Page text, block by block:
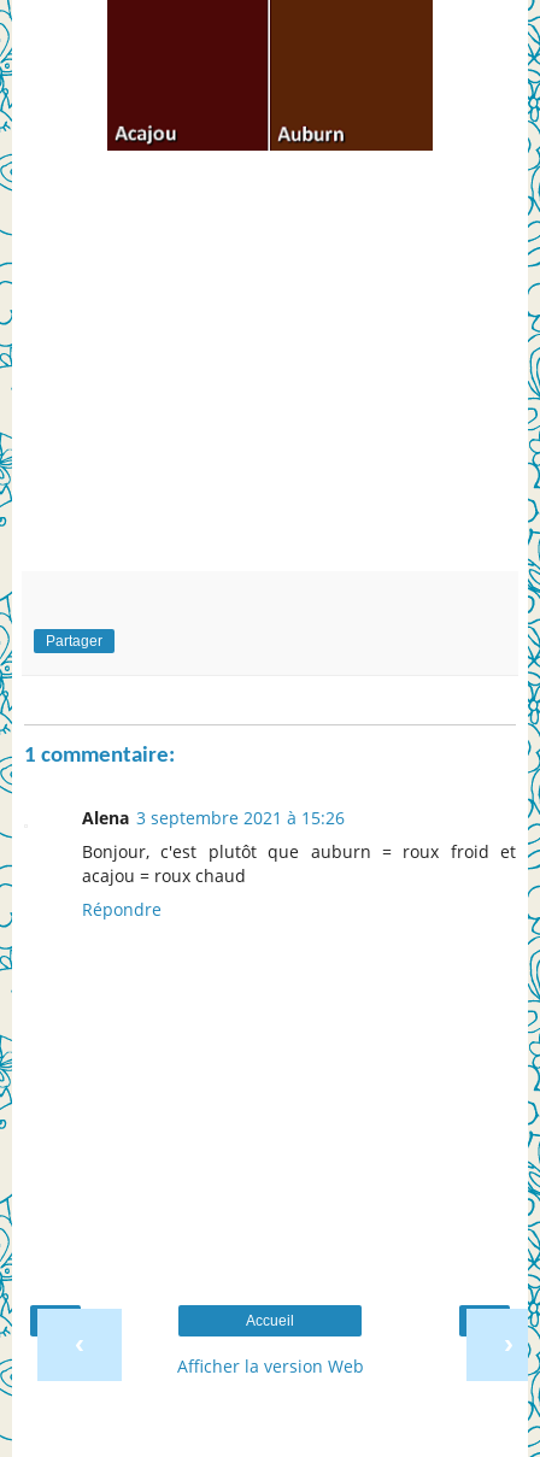
Partager
1 commentaire:
Alena 3 septembre 2021 à 15:26
Bonjour, c'est plutôt que auburn = roux froid et
acajou = roux chaud
Répondre
‹ ›
Accueil
Afficher la version Web